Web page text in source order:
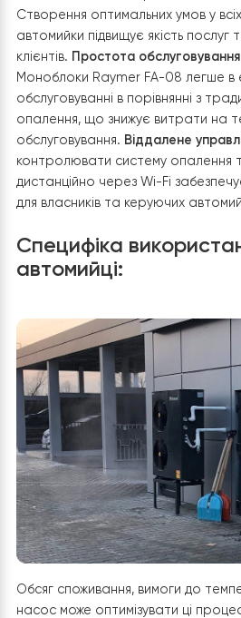
та можливість точного
забезпечують комфортні
для співробітників
Вигода для клієнта
Установка теплових насосів
автомийці в Києві низку
всього 5.9 кВт, що дозволяє
на опалення та нагрівання
клієнтів.Простота
Моноблоки Raymer FA-08
обслуговуванні в порівнянні з
опалення, що знижує витрати
обслуговування.Віддалене
контролювати систему
дистанційно через Wi-Fi
для власників та керуючих
Специфіка
автомийці: